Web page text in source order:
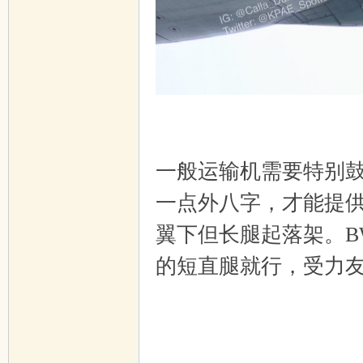
一般运输机需要特别
一点外八字，才能提
翼下但长腿起落架。
的短直腿就行，受力